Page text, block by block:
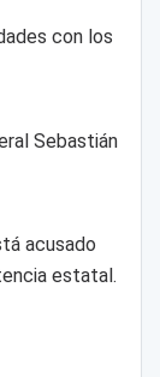
con los
Sebastián
acusado
estatal.